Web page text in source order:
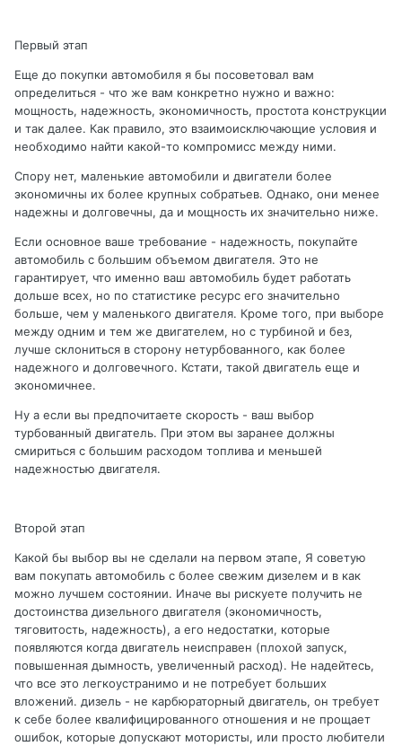
Первый этап
Еще до покупки автомобиля я бы посоветовал вам
определиться - что же вам конкретно нужно и важно:
мощность, надежность, экономичность, простота конструкции
и так далее. Как правило, это взаимоисключающие условия и
необходимо найти какой-то компромисс между ними.
Спору нет, маленькие автомобили и двигатели более
экономичны их более крупных собратьев. Однако, они менее
надежны и долговечны, да и мощность их значительно ниже.
Если основное ваше требование - надежность, покупайте
автомобиль с большим объемом двигателя. Это не
гарантирует, что именно ваш автомобиль будет работать
дольше всех, но по статистике ресурс его значительно
больше, чем у маленького двигателя. Кроме того, при выборе
между одним и тем же двигателем, но с турбиной и без,
лучше склониться в сторону нетурбованного, как более
надежного и долговечного. Кстати, такой двигатель еще и
экономичнее.
Ну а если вы предпочитаете скорость - ваш выбор
турбованный двигатель. При этом вы заранее должны
смириться с большим расходом топлива и меньшей
надежностью двигателя.
Второй этап
Какой бы выбор вы не сделали на первом этапе, Я советую
вам покупать автомобиль с более свежим дизелем и в как
можно лучшем состоянии. Иначе вы рискуете получить не
достоинства дизельного двигателя (экономичность,
тяговитость, надежность), а его недостатки, которые
появляются когда двигатель неисправен (плохой запуск,
повышенная дымность, увеличенный расход). Не надейтесь,
что все это легкоустранимо и не потребует больших
вложений. дизель - не карбюраторный двигатель, он требует
к себе более квалифицированного отношения и не прощает
ошибок, которые допускают мотористы, или просто любители